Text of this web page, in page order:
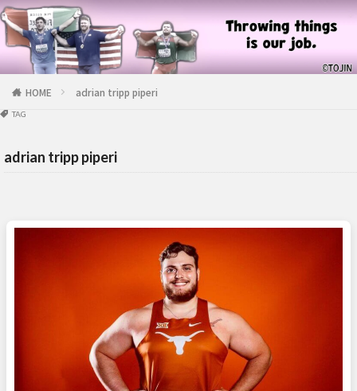
HOME adrian tripp piperi
TAG
adrian tripp piperi